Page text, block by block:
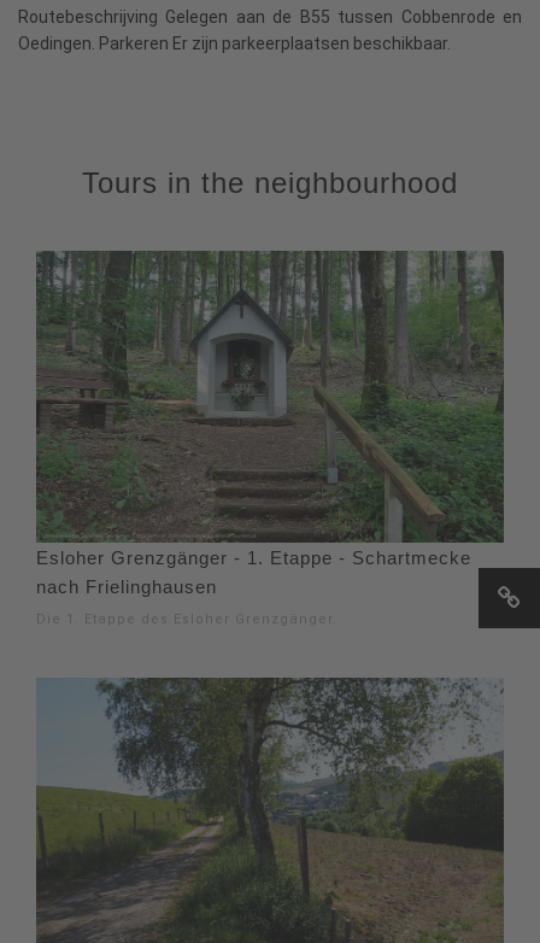
Routebeschrijving Gelegen aan de B55 tussen Cobbenrode en
Oedingen. Parkeren Er zijn parkeerplaatsen beschikbaar.
Tours in the neighbourhood
Esloher Grenzgänger - 1. Etappe - Schartmecke
nach Frielinghausen
Die 1. Etappe des Esloher Grenzgänger.